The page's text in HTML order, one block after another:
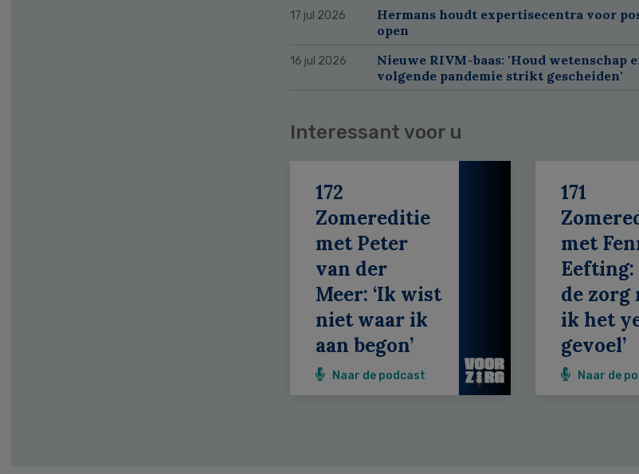
17 jul 2026
Hermans houdt expertisecentra voor
open
16 jul 2026
Nieuwe RIVM-baas: 'Houd wetenschap
volgende pandemie strikt gescheiden'
Interessant voor u
172
Zomereditie
met Peter
van der
Meer: ‘Ik wist
niet waar ik
aan begon’
Naar de podcast
171
met
Eefting:
de zorg
ik het
gevoel’
Naar de